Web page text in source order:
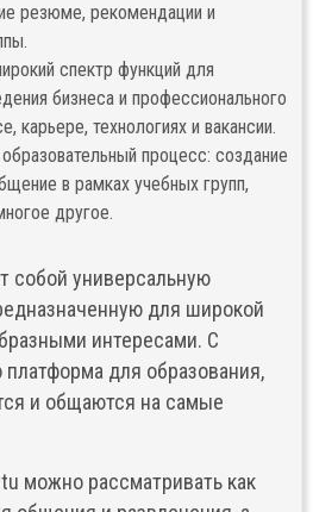
резюме, рекомендации и
спектр функций для
бизнеса и профессионального
карьере, технологиях и вакансии.
процесс: создание
в рамках учебных групп,
другое.
собой универсальную
для широкой
интересами. С
платформа для образования,
и общаются на самые
можно рассматривать как